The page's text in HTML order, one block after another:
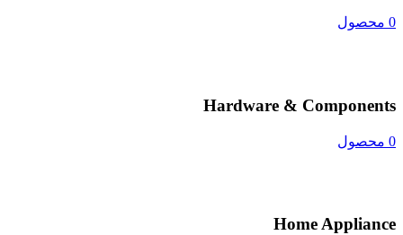
0 محصول
Hardware & Components
0 محصول
Home Appliance